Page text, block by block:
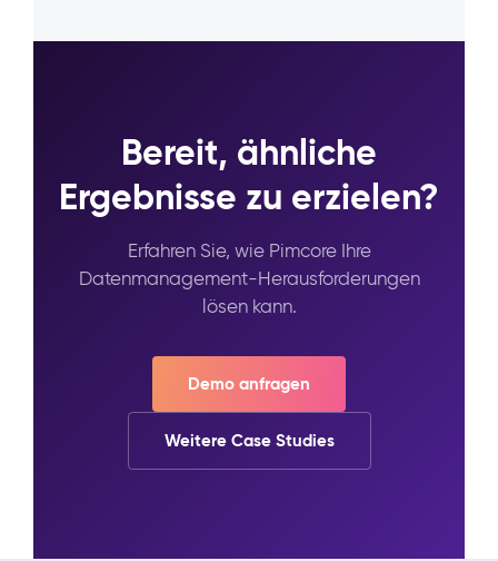
Bereit, ähnliche
Ergebnisse zu erzielen?
Erfahren Sie, wie Pimcore Ihre
Datenmanagement-Herausforderungen
lösen kann.
Demo anfragen
Weitere Case Studies